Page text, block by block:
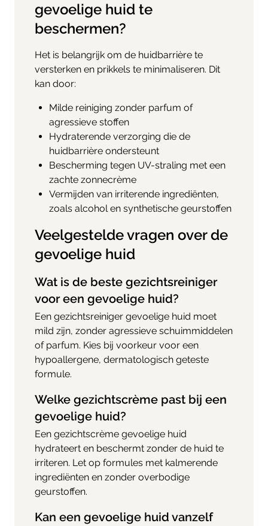
gevoelige huid te
beschermen?
Het is belangrijk om de huidbarrière te
versterken en prikkels te minimaliseren. Dit
kan door:
Milde reiniging zonder parfum of
agressieve stoffen
Hydraterende verzorging die de
huidbarrière ondersteunt
Bescherming tegen UV-straling met een
zachte zonnecrème
Vermijden van irriterende ingrediënten,
zoals alcohol en synthetische geurstoffen
Veelgestelde vragen over de
gevoelige huid
Wat is de beste gezichtsreiniger
voor een gevoelige huid?
Een gezichtsreiniger gevoelige huid moet
mild zijn, zonder agressieve schuimmiddelen
of parfum. Kies bij voorkeur voor een
hypoallergene, dermatologisch geteste
formule.
Welke gezichtscrème past bij een
gevoelige huid?
Een gezichtscrème gevoelige huid
hydrateert en beschermt zonder de huid te
irriteren. Let op formules met kalmerende
ingrediënten en zonder overbodige
geurstoffen.
Kan een gevoelige huid vanzelf